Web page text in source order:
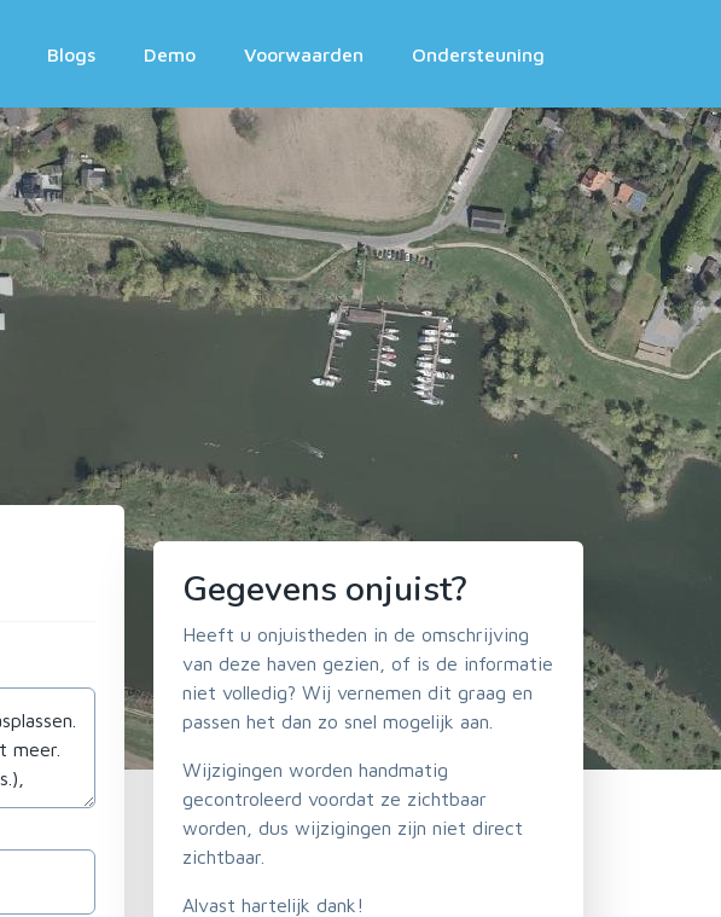
Blogs Demo Voorwaarden Ondersteuning
Gegevens onjuist?
Heeft u onjuistheden in de omschrijving
van deze haven gezien, of is de informatie
niet volledig? Wij vernemen dit graag en
passen het dan zo snel mogelijk aan.
Wijzigingen worden handmatig
gecontroleerd voordat ze zichtbaar
worden, dus wijzigingen zijn niet direct
zichtbaar.
Alvast hartelijk dank!